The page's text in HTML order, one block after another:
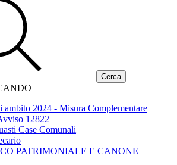
ambito 2024 - Misura Complementare
12822
Case Comunali
PATRIMONIALE E CANONE